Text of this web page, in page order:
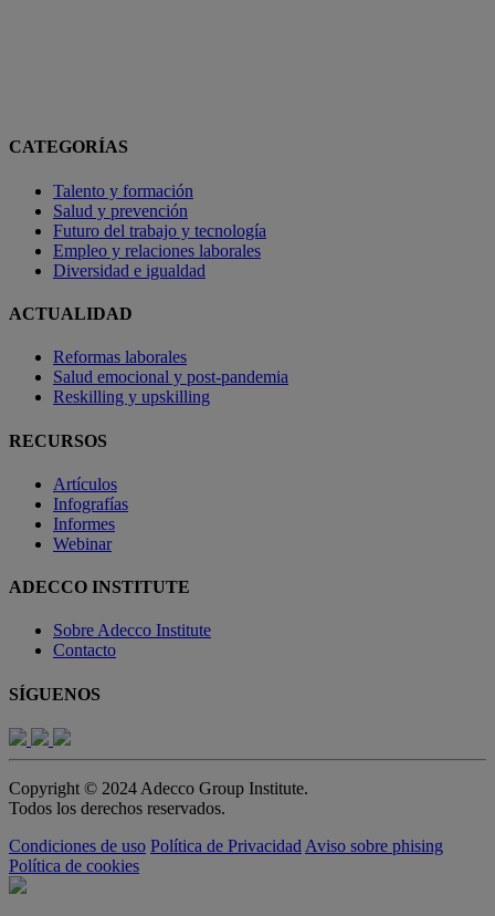
CATEGORÍAS
Talento y formación
Salud y prevención
Futuro del trabajo y tecnología
Empleo y relaciones laborales
Diversidad e igualdad
ACTUALIDAD
Reformas laborales
Salud emocional y post-pandemia
Reskilling y upskilling
RECURSOS
Artículos
Infografías
Informes
Webinar
ADECCO INSTITUTE
Sobre Adecco Institute
Contacto
SÍGUENOS
Copyright © 2024 Adecco Group Institute.
Todos los derechos reservados.
Condiciones de uso Política de Privacidad Aviso sobre phising
Política de cookies